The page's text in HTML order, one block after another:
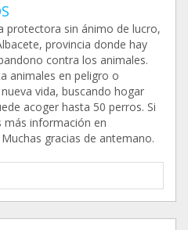
protectora sin ánimo de lucro,
provincia donde hay
contra los animales.
animales en peligro o
vida, buscando hogar
acoger hasta 50 perros. Si
más información en
gracias de antemano.